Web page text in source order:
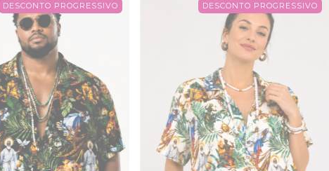
DESCONTO PROGRESSIVO DESCONTO PROGRESSIVO